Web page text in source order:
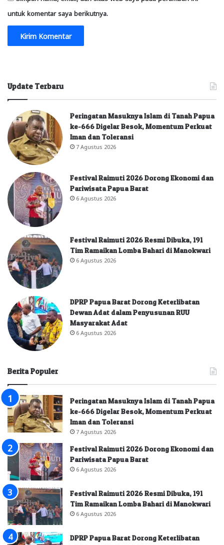
untuk komentar saya berikutnya.
Update Terbaru
Peringatan Masuknya Islam di Tanah Papua
ke-666 Digelar Besok, Momentum Perkuat
Iman dan Toleransi
7 Agustus 2026
Festival Raimuti 2026 Dorong Ekonomi dan
Pariwisata Papua Barat
6 Agustus 2026
Festival Raimuti 2026 Resmi Dibuka, 191
Tim Ramaikan Lomba Bahari di Manokwari
6 Agustus 2026
DPRP Papua Barat Dorong Keterlibatan
Dewan Adat dalam Penyusunan RUU
Masyarakat Adat
6 Agustus 2026
Berita Populer
Peringatan Masuknya Islam di Tanah Papua
ke-666 Digelar Besok, Momentum Perkuat
Iman dan Toleransi
7 Agustus 2026
Festival Raimuti 2026 Dorong Ekonomi dan
Pariwisata Papua Barat
6 Agustus 2026
Festival Raimuti 2026 Resmi Dibuka, 191
Tim Ramaikan Lomba Bahari di Manokwari
6 Agustus 2026
DPRP Papua Barat Dorong Keterlibatan